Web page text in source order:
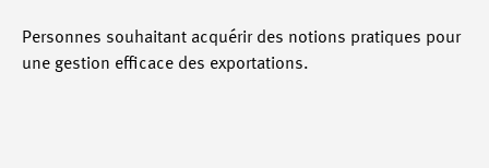
Personnes souhaitant acquérir des notions pratiques pour
une gestion efficace des exportations.